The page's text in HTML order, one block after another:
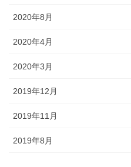
2020年8月
2020年4月
2020年3月
2019年12月
2019年11月
2019年8月